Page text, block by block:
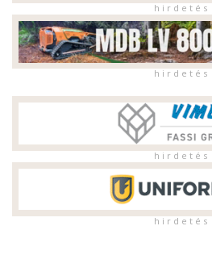
h i r d e t é s
h i r d e t é s
h i r d e t é s
h i r d e t é s